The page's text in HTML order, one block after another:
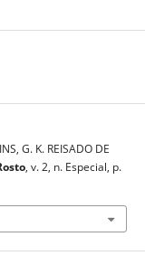
G. K. REISADO DE
, v. 2, n. Especial, p.